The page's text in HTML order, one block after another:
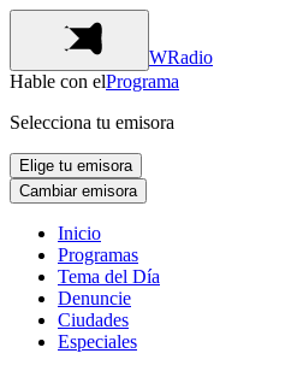
WRadio
Hable con elPrograma
Selecciona tu emisora
Elige tu emisora
Cambiar emisora
Inicio
Programas
Tema del Día
Denuncie
Ciudades
Especiales